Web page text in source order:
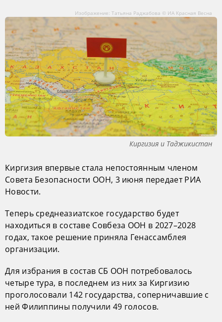
Изображение: Татьяна Раджабова © ИА Красная Весна
Киргизия и Таджикистан
Киргизия впервые стала непостоянным членом
Совета Безопасности ООН, 3 июня передает РИА
Новости.
Теперь среднеазиатское государство будет
находиться в составе Совбеза ООН в 2027–2028
годах, такое решение приняла Генассамблея
организации.
Для избрания в состав СБ ООН потребовалось
четыре тура, в последнем из них за Киргизию
проголосовали 142 государства, соперничавшие с
ней Филиппины получили 49 голосов.